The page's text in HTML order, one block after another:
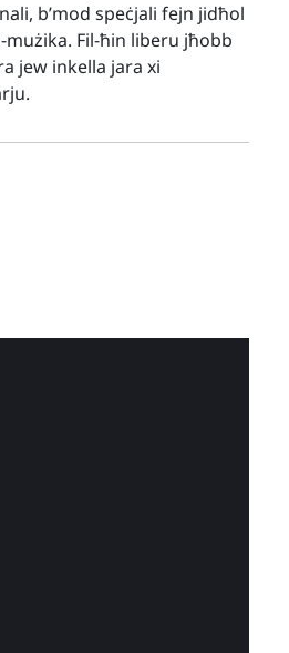
b’mod speċjali fejn jidħol
mużika. Fil-ħin liberu jħobb
jew inkella jara xi